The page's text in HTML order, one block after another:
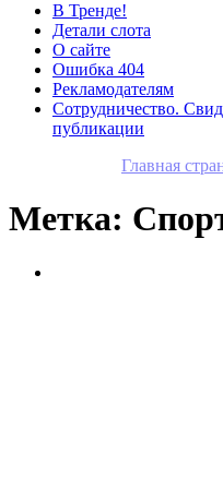
В Тренде!
Детали слота
О сайте
Ошибка 404
Рекламодателям
Сотрудничество.
публикации
Главная
Метка: